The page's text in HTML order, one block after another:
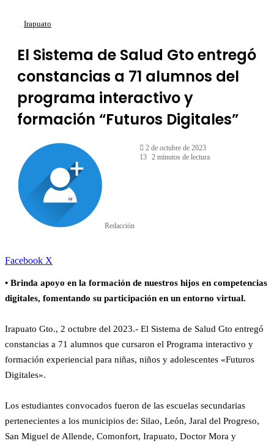
Irapuato
El Sistema de Salud Gto entregó
constancias a 71 alumnos del
programa interactivo y
formación “Futuros Digitales”
Redacción
2 de octubre de 2023
13 2 minutos de lectura
Facebook X
• Brinda apoyo en la formación de nuestros hijos en competencias
digitales, fomentando su participación en un entorno virtual.
Irapuato Gto., 2 octubre del 2023.- El Sistema de Salud Gto entregó
constancias a 71 alumnos que cursaron el Programa interactivo y
formación experiencial para niñas, niños y adolescentes «Futuros
Digitales».
Los estudiantes convocados fueron de las escuelas secundarias
pertenecientes a los municipios de: Silao, León, Jaral del Progreso,
San Miguel de Allende, Comonfort, Irapuato, Doctor Mora y